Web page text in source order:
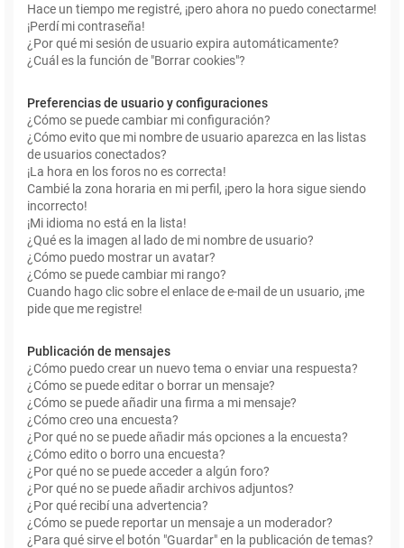
Hace un tiempo me registré, ¡pero ahora no puedo conectarme!
¡Perdí mi contraseña!
¿Por qué mi sesión de usuario expira automáticamente?
¿Cuál es la función de "Borrar cookies"?
Preferencias de usuario y configuraciones
¿Cómo se puede cambiar mi configuración?
¿Cómo evito que mi nombre de usuario aparezca en las listas
de usuarios conectados?
¡La hora en los foros no es correcta!
Cambié la zona horaria en mi perfil, ¡pero la hora sigue siendo
incorrecto!
¡Mi idioma no está en la lista!
¿Qué es la imagen al lado de mi nombre de usuario?
¿Cómo puedo mostrar un avatar?
¿Cómo se puede cambiar mi rango?
Cuando hago clic sobre el enlace de e-mail de un usuario, ¡me
pide que me registre!
Publicación de mensajes
¿Cómo puedo crear un nuevo tema o enviar una respuesta?
¿Cómo se puede editar o borrar un mensaje?
¿Cómo se puede añadir una firma a mi mensaje?
¿Cómo creo una encuesta?
¿Por qué no se puede añadir más opciones a la encuesta?
¿Cómo edito o borro una encuesta?
¿Por qué no se puede acceder a algún foro?
¿Por qué no se puede añadir archivos adjuntos?
¿Por qué recibí una advertencia?
¿Cómo se puede reportar un mensaje a un moderador?
¿Para qué sirve el botón "Guardar" en la publicación de temas?